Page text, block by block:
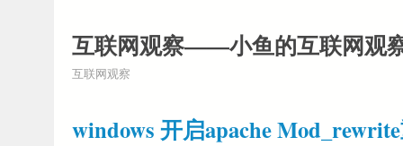
互联网观察——小鱼的互联网观
互联网观察
windows 开启apache